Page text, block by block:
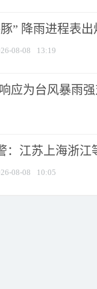
” 降雨进程表
08-08 13:19
应为台风暴雨
：江苏上海浙江
08-08 10:05